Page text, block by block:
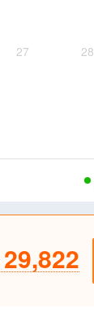
27 28
29,822